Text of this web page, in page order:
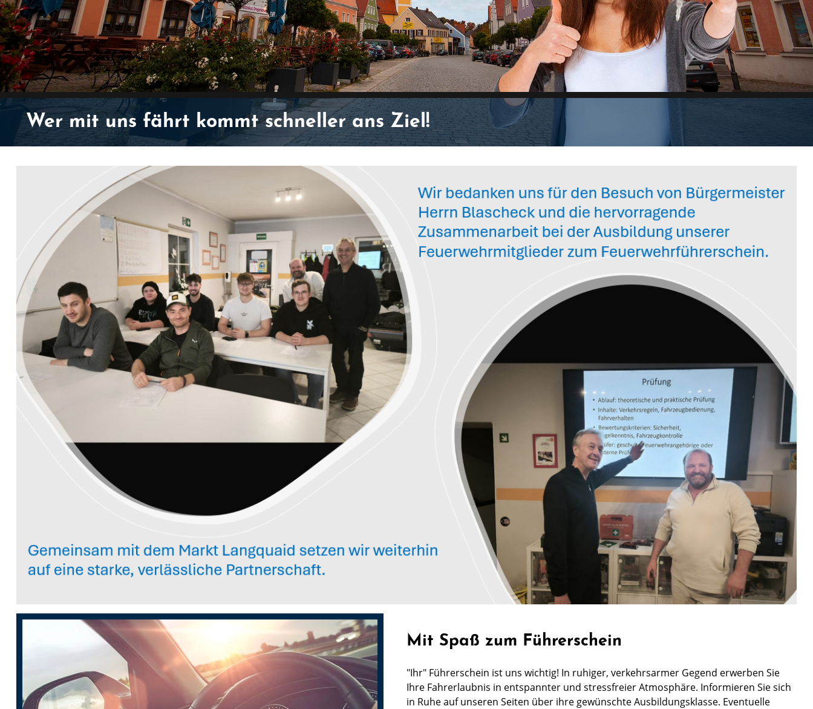
Wer mit uns fährt kommt schneller ans Ziel!
Mit Spaß zum Führerschein
"Ihr" Führerschein ist uns wichtig! In ruhiger, verkehrsarmer Gegend erwerben Sie
Ihre Fahrerlaubnis in entspannter und stressfreier Atmosphäre. Informieren Sie sich
in Ruhe auf unseren Seiten über ihre gewünschte Ausbildungsklasse. Eventuelle